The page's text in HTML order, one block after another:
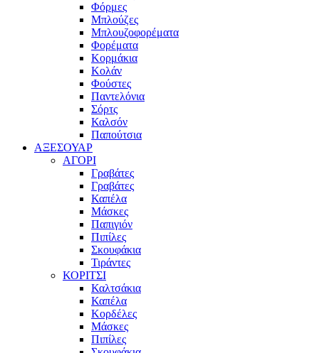
Φόρμες
Μπλούζες
Μπλουζοφορέματα
Φορέματα
Κορμάκια
Κολάν
Φούστες
Παντελόνια
Σόρτς
Καλσόν
Παπούτσια
ΑΞΕΣΟΥΑΡ
ΑΓΟΡΙ
Γραβάτες
Γραβάτες
Καπέλα
Μάσκες
Παπιγιόν
Πιπίλες
Σκουφάκια
Τιράντες
ΚΟΡΙΤΣΙ
Καλτσάκια
Καπέλα
Κορδέλες
Μάσκες
Πιπίλες